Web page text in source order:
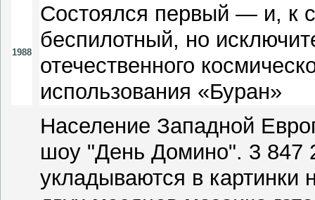
1988
Состоялся первый — и, к
беспилотный, но
отечественного
использования «Буран»
Население Западной
шоу "День Домино". 3 847
укладываются в